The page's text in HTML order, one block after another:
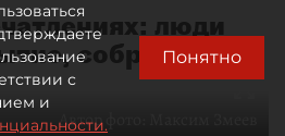
люди
собранное
Автор фото:
с
и
Понятно